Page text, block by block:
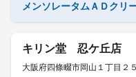
メンソレータムＡＤク
キリン堂 忍ケ丘店
大阪府四條畷市岡山１丁目２